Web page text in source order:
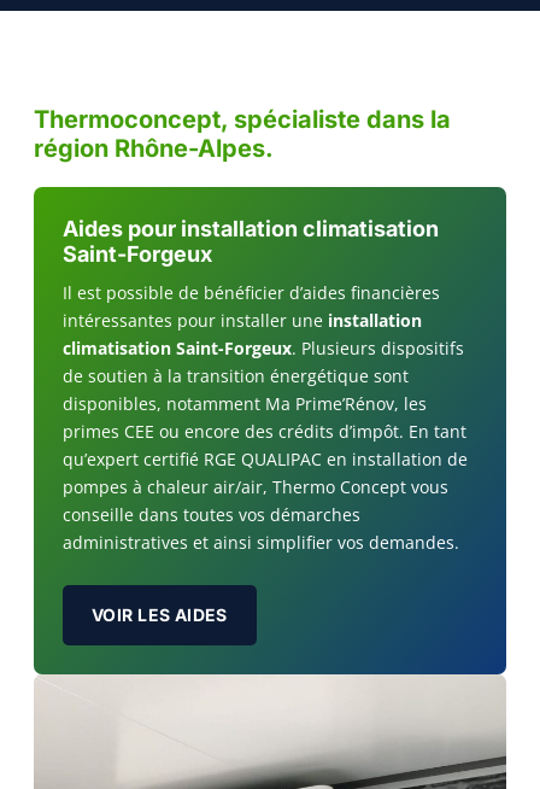
Thermoconcept, spécialiste dans la
région Rhône-Alpes.
Aides pour installation climatisation
Saint-Forgeux
Il est possible de bénéficier d’aides financières
intéressantes pour installer une installation
climatisation Saint-Forgeux. Plusieurs dispositifs
de soutien à la transition énergétique sont
disponibles, notamment Ma Prime’Rénov, les
primes CEE ou encore des crédits d’impôt. En tant
qu’expert certifié RGE QUALIPAC en installation de
pompes à chaleur air/air, Thermo Concept vous
conseille dans toutes vos démarches
administratives et ainsi simplifier vos demandes.
VOIR LES AIDES